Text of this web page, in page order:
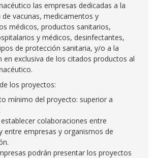
las empresas dedicadas a la
de vacunas, medicamentos y
médicos, productos sanitarios,
y médicos, desinfectantes,
de protección sanitaria, y/o a la
en exclusiva de los citados productos al
los proyectos:
mínimo del proyecto: superior a
colaboraciones entre
entre empresas y organismos de
podrán presentar los proyectos